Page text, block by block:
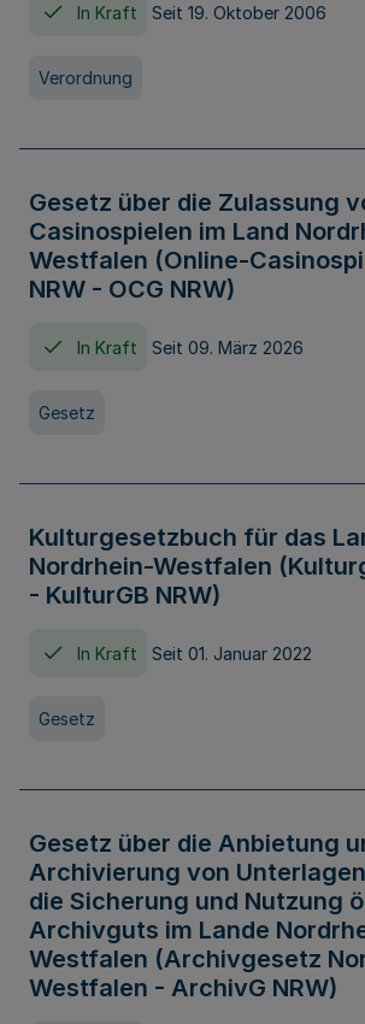
In Kraft Seit 19. Oktober 2006
Verordnung
Gesetz über die Zulassung
Casinospielen im Land
Westfalen (Online-
NRW - OCG NRW)
In Kraft Seit 09. März 2026
Gesetz
Kulturgesetzbuch für das
Nordrhein-Westfalen
- KulturGB NRW)
In Kraft Seit 01. Januar 2022
Gesetz
Gesetz über die Anbietung
Archivierung von
die Sicherung und Nutzung
Archivguts im Lande
Westfalen (Archivgesetz
Westfalen - ArchivG NRW)